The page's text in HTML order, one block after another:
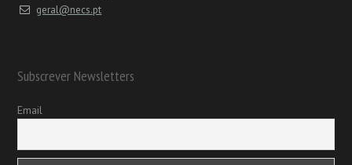
geral@necs.pt
Subscrever Newsletters
Email